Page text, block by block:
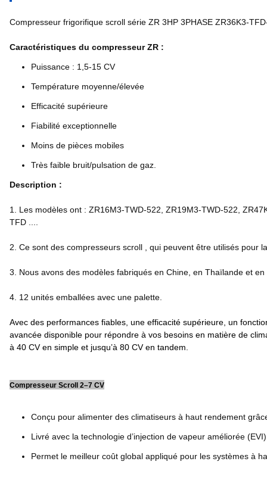
Compresseur frigorifique scroll série ZR 3HP 3PHASE ZR36K3-
Caractéristiques du compresseur ZR :
Puissance : 1,5-15 CV
Température moyenne/élevée
Efficacité supérieure
Fiabilité exceptionnelle
Moins de pièces mobiles
Très faible bruit/pulsation de gaz.
Description :
1. Les modèles ont : ZR16M3-TWD-522, ZR19M3-TWD-522,
TFD ....
2. Ce sont des compresseurs scroll , qui peuvent être utilisés pour
3. Nous avons des modèles fabriqués en Chine, en Thaïlande et
4. 12 unités emballées avec une palette.
Avec des performances fiables, une efficacité supérieure, un
avancée disponible pour répondre à vos besoins en matière de
à 40 CV en simple et jusqu’à 80 CV en tandem.
Compresseur Scroll 2–7 CV
Conçu pour alimenter des climatiseurs à haut rendement
Livré avec la technologie d’injection de vapeur améliorée
Permet le meilleur coût global appliqué pour les systèmes à